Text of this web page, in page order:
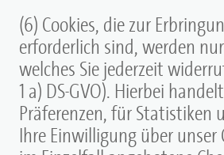
(6) Cookies, die zur
erforderlich sind, werden
welches Sie jederzeit
1 a) DS-GVO). Hierbei
Präferenzen, für Statistiken
Ihre Einwilligung über unser